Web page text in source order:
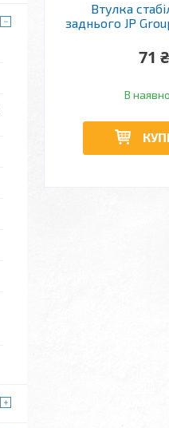
Втулка
заднього JP
71 ₴
В